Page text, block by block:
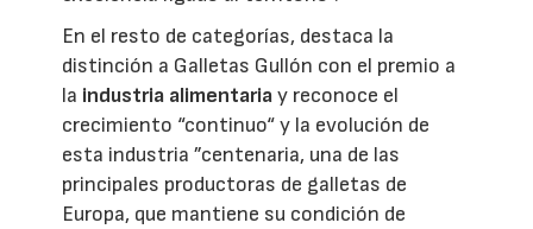
En el resto de categorías, destaca la
distinción a Galletas Gullón con el premio a
la industria alimentariay reconoce el
crecimiento “continuo“ y la evolución de
esta industria ”centenaria, una de las
principales productoras de galletas de
Europa, que mantiene su condición de